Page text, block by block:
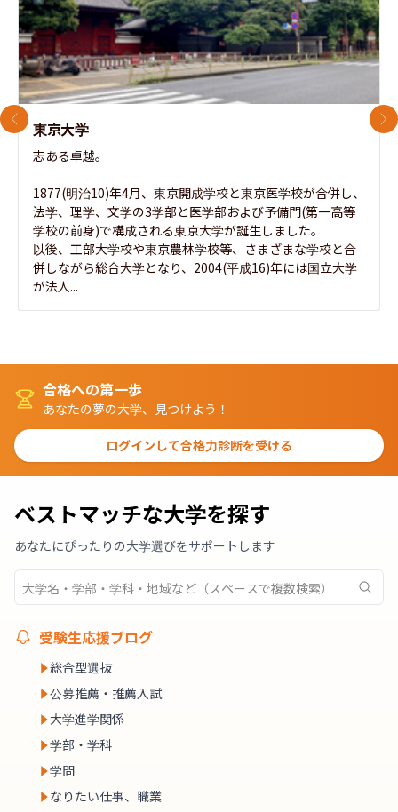
東京大学
志ある卓越。
1877(明治10)年4月、東京開成学校と東京医学校が合併し、
法学、理学、文学の3学部と医学部および予備門(第一高等
学校の前身)で構成される東京大学が誕生しました。
以後、工部大学校や東京農林学校等、さまざまな学校と合
併しながら総合大学となり、2004(平成16)年には国立大学
が法人...
前のスライド 次
合格への第一歩
あなたの夢の大学、見つけよう！
ログインして合格力診断を受ける
ベストマッチな大学を探す
あなたにぴったりの大学選びをサポートします
受験生応援ブログ
総合型選抜
公募推薦・推薦入試
大学進学関係
学部・学科
学問
なりたい仕事、職業